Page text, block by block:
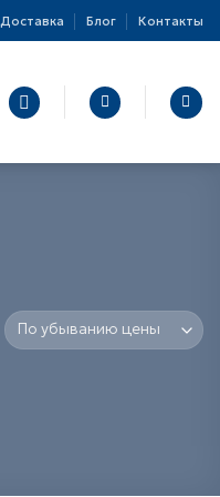
Доставка Блог Контакты